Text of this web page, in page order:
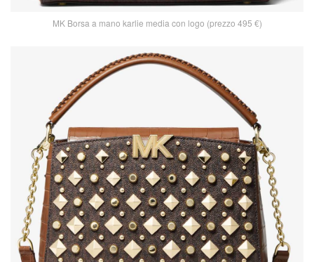
MK Borsa a mano karlie media con logo (prezzo 495 €)